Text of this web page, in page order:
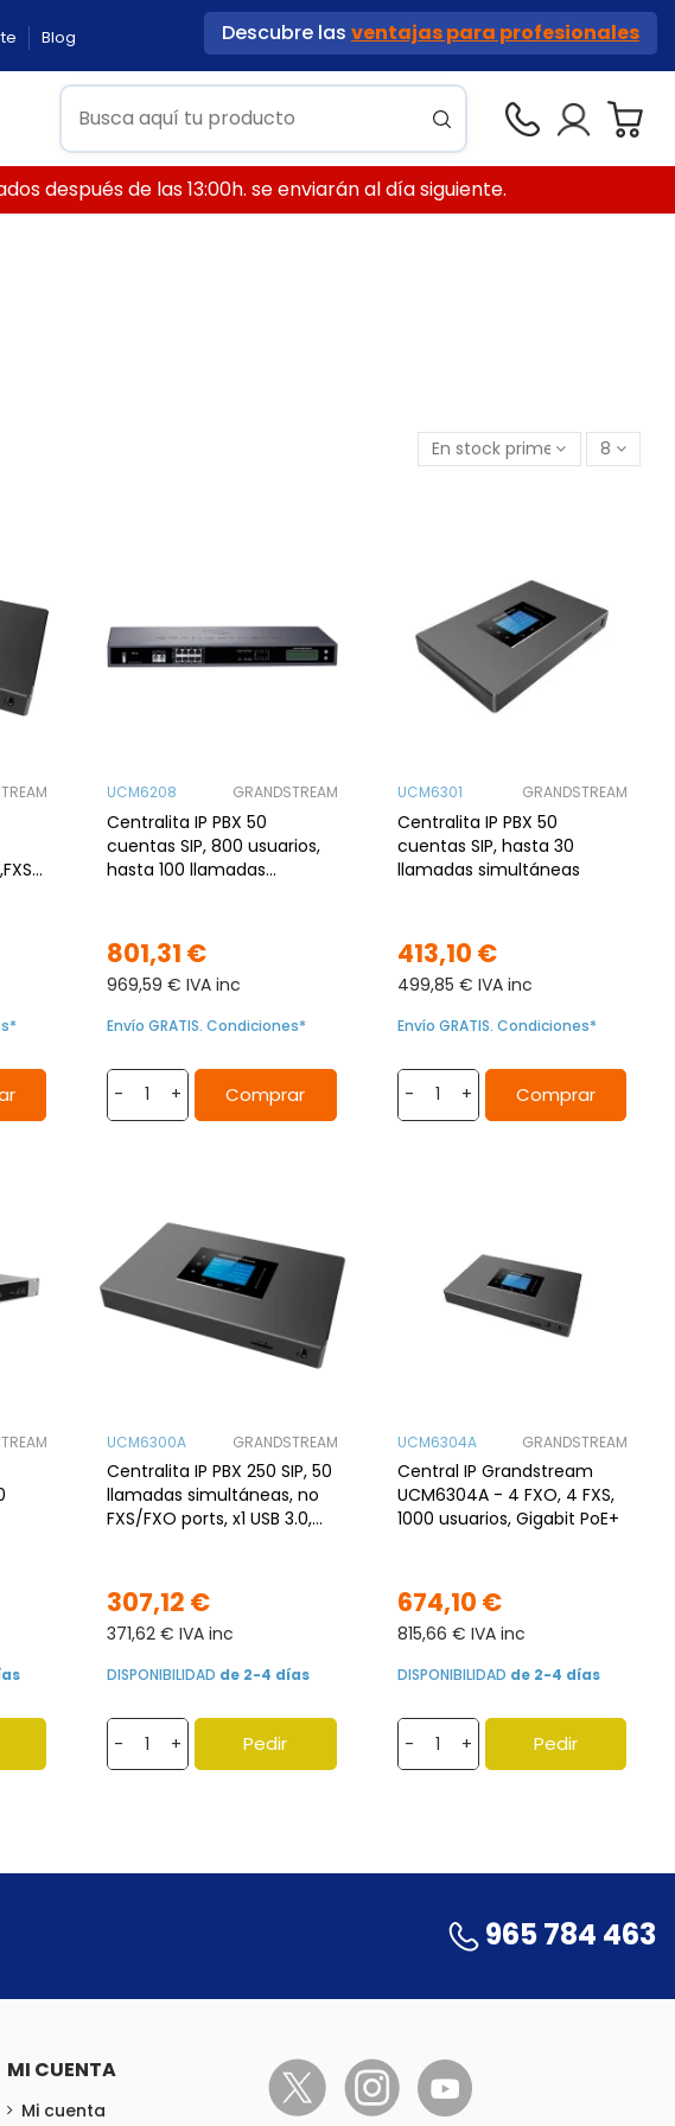
Blog Descubre las ventajas para profesionales
después de las 13:00h. se enviarán al día siguiente.
En stock primero 8
UCM6208 GRANDSTREAM
Centralita IP PBX 50
cuentas SIP, 800 usuarios,
hasta 100 llamadas
801,31 €
969,59 € IVA inc
Envío GRATIS. Condiciones*
- + Comprar
UCM6301 GRANDSTREAM
Centralita IP PBX 50
cuentas SIP, hasta 30
llamadas simultáneas
413,10 €
499,85 € IVA inc
Envío GRATIS. Condiciones*
- + Comprar
UCM6300A GRANDSTREAM
Centralita IP PBX 250 SIP, 50
llamadas simultáneas, no
FXS/FXO ports, x1 USB 3.0,
307,12 €
371,62 € IVA inc
DISPONIBILIDAD de 2-4 días
- + Pedir
UCM6304A GRANDSTREAM
Central IP Grandstream
UCM6304A - 4 FXO, 4 FXS,
1000 usuarios, Gigabit PoE+
674,10 €
815,66 € IVA inc
DISPONIBILIDAD de 2-4 días
- + Pedir
965 784 463
MI CUENTA
Mi cuenta